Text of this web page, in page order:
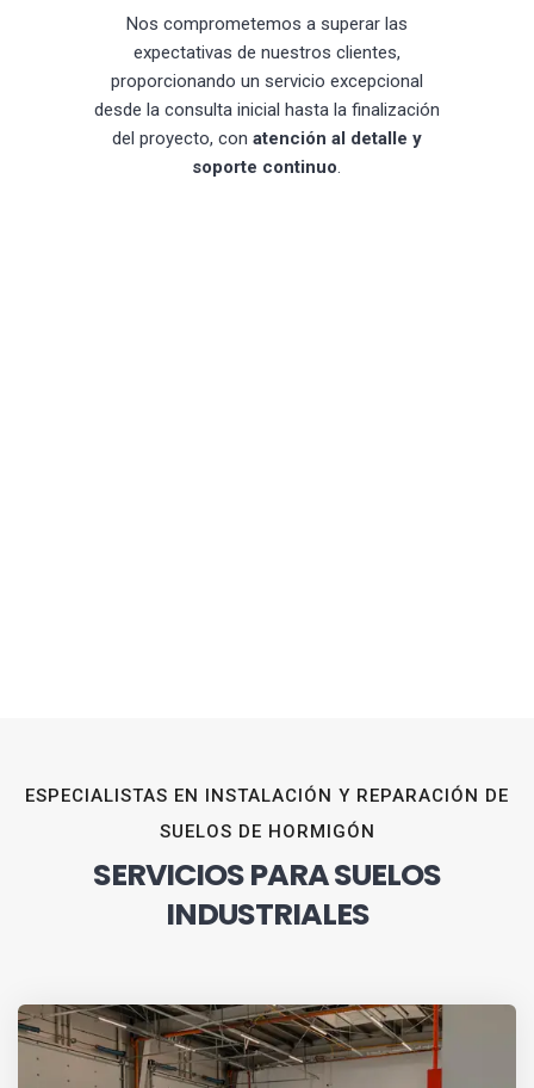
Nos comprometemos a superar las
expectativas de nuestros clientes,
proporcionando un servicio excepcional
desde la consulta inicial hasta la finalización
del proyecto, con atención al detalle y
soporte continuo.
ESPECIALISTAS EN INSTALACIÓN Y REPARACIÓN DE
SUELOS DE HORMIGÓN
SERVICIOS PARA SUELOS
INDUSTRIALES